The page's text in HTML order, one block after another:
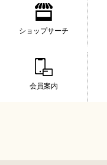
ショップサーチ
会員案内